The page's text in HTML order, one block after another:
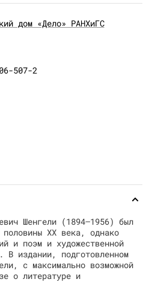
дом «Дело» РАНХиГС
507-2
Шенгели (1894–1956) был
половины ХХ века, однако
и поэм и художественной
В издании, подготовленном
с максимально возможной
о литературе и